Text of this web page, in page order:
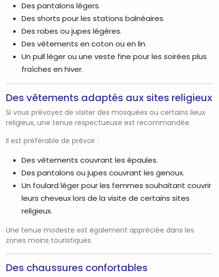
Des pantalons légers.
Des shorts pour les stations balnéaires.
Des robes ou jupes légères.
Des vêtements en coton ou en lin.
Un pull léger ou une veste fine pour les soirées plus
fraîches en hiver.
Des vêtements adaptés aux sites religieux
Si vous prévoyez de visiter des mosquées ou certains lieux
religieux, une tenue respectueuse est recommandée.
Il est préférable de prévoir :
Des vêtements couvrant les épaules.
Des pantalons ou jupes couvrant les genoux.
Un foulard léger pour les femmes souhaitant couvrir
leurs cheveux lors de la visite de certains sites
religieux.
Une tenue modeste est également appréciée dans les
zones moins touristiques.
Des chaussures confortables